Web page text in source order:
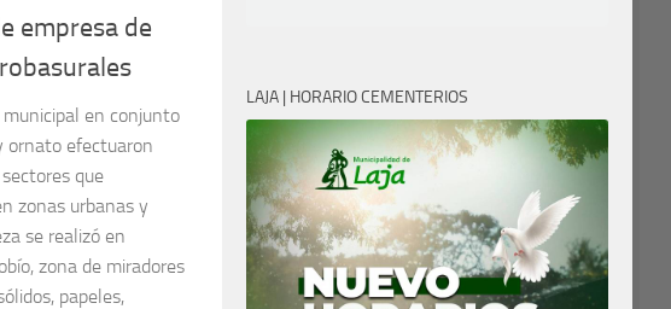
empresa de
en conjunto
ornato efectuaron
que
zonas urbanas y
se realizó en
zona de miradores
papeles,
LAJA | HORARIO CEMENTERIOS